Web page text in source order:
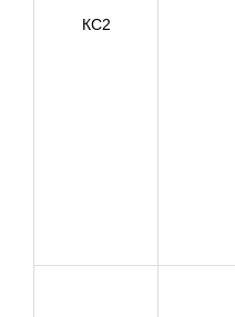
КС2